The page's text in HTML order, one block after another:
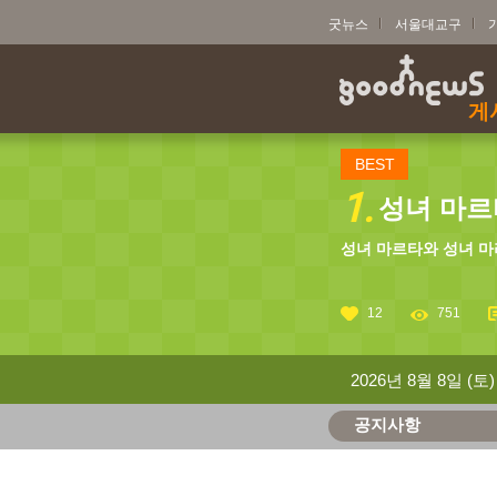
굿뉴스 서울대교구
게
BEST
1. 성녀 마
성녀 마르타와 성녀
12 751
2026년 8월 8일 (토)
공지사항